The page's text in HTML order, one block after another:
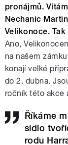
pronájmů.
Nechanic
Velikonoce.
Ano,
na našem
konají velké
do 2. dubna.
ročník této akce
Říkáme
sídlo
rodu